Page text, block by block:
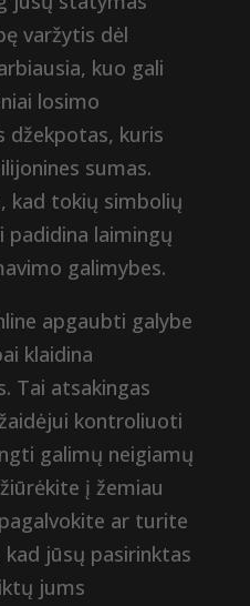
varžytis dėl
kuo gali
losimo
džekpotas, kuris
sumas.
kad tokių simbolių
padidina laimingų
galimybes.
apgaubti galybe
klaidina
Tai atsakingas
kontroliuoti
galimų neigiamų
į žemiau
ar turite
jūsų pasirinktas
jums